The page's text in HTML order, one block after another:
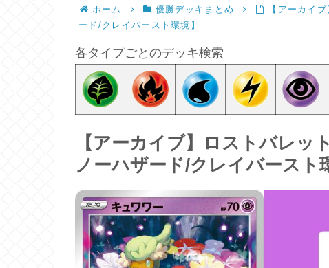
ホーム 優勝デッキまとめ
【アーカイ
ード/クレイバースト環境】
各タイプごとのデッキ検索
【アーカイブ】ロストバレッ
ノーハザード/クレイバースト